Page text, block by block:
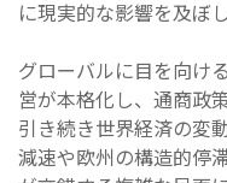
に現実的な影響を及ぼ
グローバルに目を向け
営が本格化し、通商政
引き続き世界経済の変
減速や欧州の構造的停